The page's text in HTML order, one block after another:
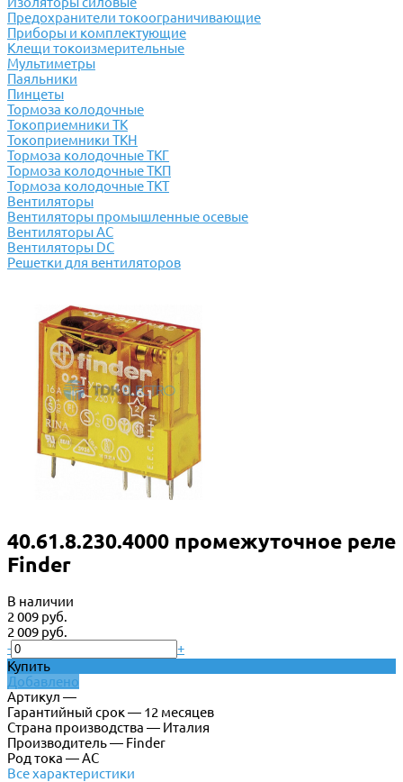
Предохранители токоограничивающие
Приборы и комплектующие
Клещи токоизмерительные
Мультиметры
Паяльники
Пинцеты
Тормоза колодочные
Токоприемники ТК
Токоприемники ТКН
Тормоза колодочные ТКГ
Тормоза колодочные ТКП
Тормоза колодочные ТКТ
Вентиляторы
Вентиляторы промышленные осевые
Вентиляторы АС
Вентиляторы DC
Решетки для вентиляторов
40.61.8.230.4000 промежуточное реле
Finder
В наличии
2 009 руб.
2 009 руб.
-
+
Купить
Добавлено
Артикул —
Гарантийный срок — 12 месяцев
Страна производства — Италия
Производитель — Finder
Род тока — AC
Все характеристики